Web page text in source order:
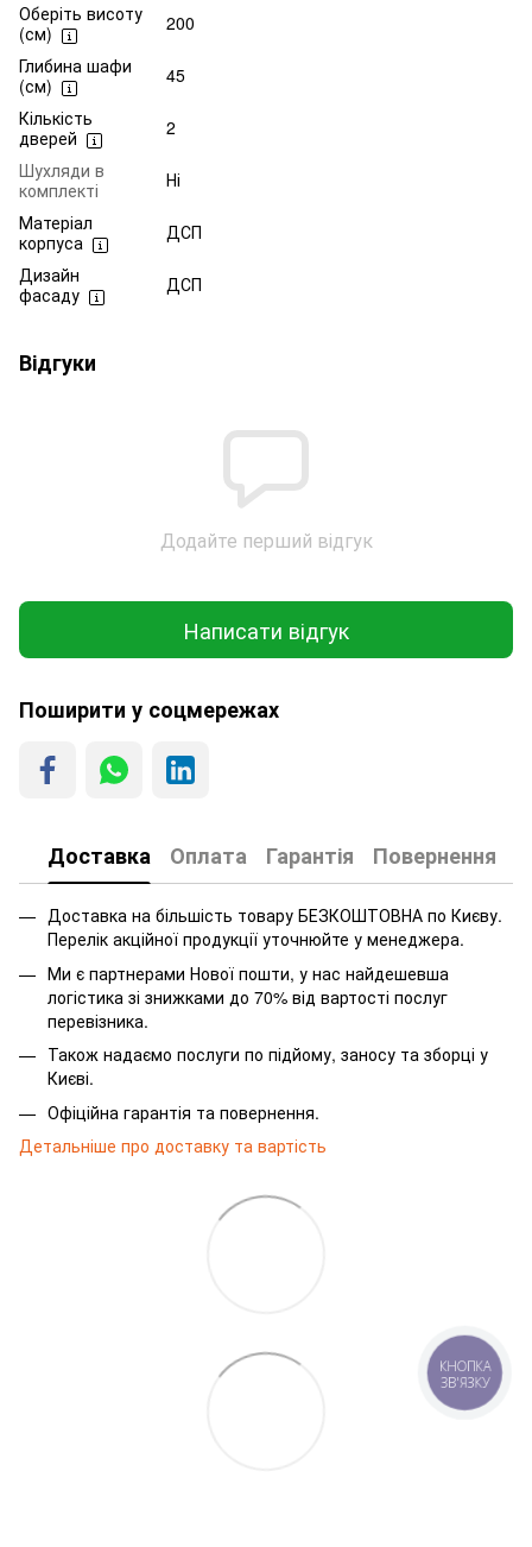
Оберіть висоту
(см)
200
Глибина шафи
(см)
45
Кількість
дверей
2
Шухляди в
комплекті
Ні
Матеріал
корпуса
ДСП
Дизайн
фасаду
ДСП
Відгуки
Додайте перший відгук
Написати відгук
Поширити у соцмережах
Доставка Оплата Гарантія Повернення
Доставка на більшість товару БЕЗКОШТОВНА по Києву.
Перелік акційної продукції уточнюйте у менеджера.
Ми є партнерами Нової пошти, у нас найдешевша
логістика зі знижками до 70% від вартості послуг
перевізника.
Також надаємо послуги по підйому, заносу та зборці у
Києві.
Офіційна гарантія та повернення.
Детальніше про доставку та вартість
КНОПКА
ЗВ'ЯЗКУ